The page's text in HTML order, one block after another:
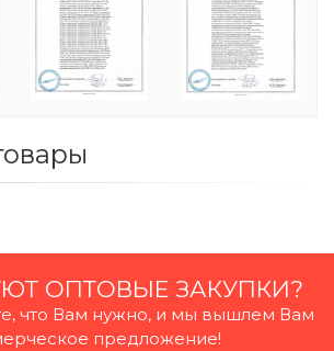
ОПТОВЫЕ ЗАКУПКИ?
что Вам нужно, и мы вышлем Вам
предложение!